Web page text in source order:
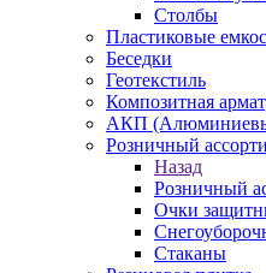
Столбы
Пластиковые
Беседки
Геотекстиль
Композитная
АКП
Розничный
Назад
Розничный
Очки
Стаканы